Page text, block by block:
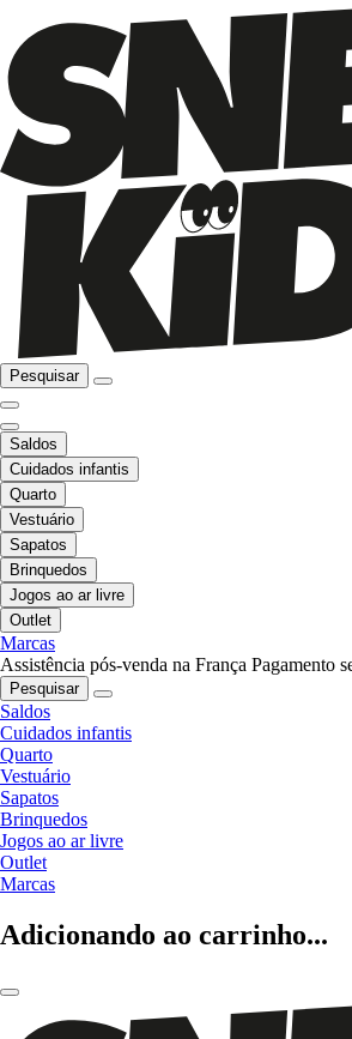
Pesquisar
Saldos
Cuidados infantis
Quarto
Vestuário
Sapatos
Brinquedos
Jogos ao ar livre
Outlet
Marcas
Assistência pós-venda na França Pagamento
Pesquisar
Saldos
Cuidados infantis
Quarto
Vestuário
Sapatos
Brinquedos
Jogos ao ar livre
Outlet
Marcas
Adicionando ao carrinho...